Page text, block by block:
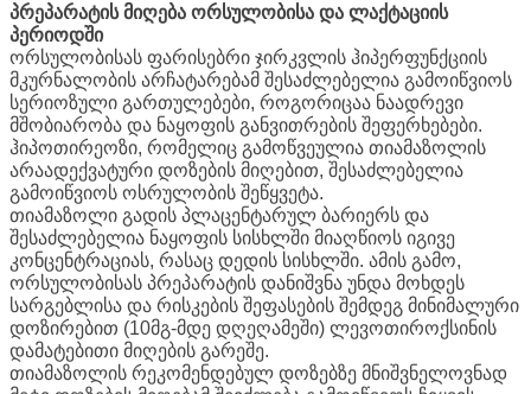
პრეპარატის მიღება ორსულობისა და ლაქტაციის
პერიოდში
ორსულობისას ფარისებრი ჯირკვლის ჰიპერფუნქციის
მკურნალობის არჩატარებამ შესაძლებელია გამოიწვიოს
სერიოზული გართულებები, როგორიცაა ნაადრევი
მშობიარობა და ნაყოფის განვითრების შეფერხებები.
ჰიპოთირეოზი, რომელიც გამოწვეულია თიამაზოლის
არაადექვატური დოზების მიღებით, შესაძლებელია
გამოიწვიოს ოსრულობის შეწყვეტა.
თიამაზოლი გადის პლაცენტარულ ბარიერს და
შესაძლებელია ნაყოფის სისხლში მიაღწიოს იგივე
კონცენტრაციას, რასაც დედის სისხლში. ამის გამო,
ორსულობისას პრეპარატის დანიშვნა უნდა მოხდეს
სარგებლისა და რისკების შეფასების შემდეგ მინიმალური
დოზირებით (10მგ-მდე დღეღამეში) ლევოთიროქსინის
დამატებითი მიღების გარეშე.
თიამაზოლის რეკომენდებულ დოზებზე მნიშვნელოვნად